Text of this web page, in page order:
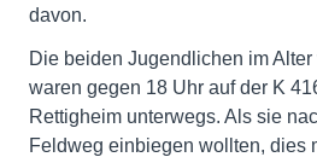
davon.
Die beiden Jugendlichen im
waren gegen 18 Uhr auf der K
Rettigheim unterwegs. Als sie
Feldweg einbiegen wollten, dies